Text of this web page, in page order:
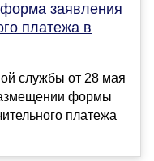
заявления
платежа в
службы от 28 мая
формы
платежа